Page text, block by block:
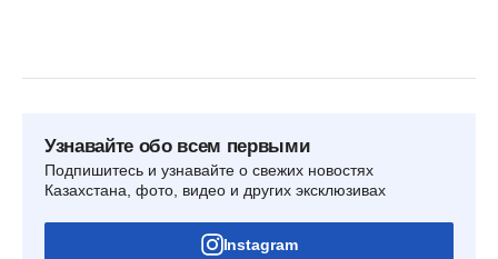
Узнавайте обо всем первыми
Подпишитесь и узнавайте о свежих новостях
Казахстана, фото, видео и других эксклюзивах
Instagram